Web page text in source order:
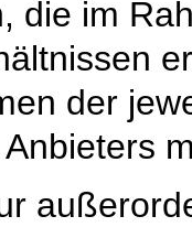
die im
der